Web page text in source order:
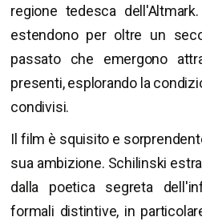
regione tedesca
estendono per oltre un
passato che emergono
presenti, esplorando la
condivisi.
Il film è squisito e
sua ambizione. Schilinski
dalla poetica segreta
formali distintive, in